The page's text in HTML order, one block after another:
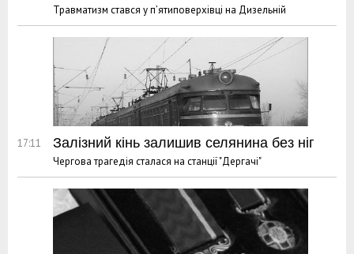
Травматизм стався у п’ятиповерхівці на Дизельній
17:11 Залізний кінь залишив селянина без ніг
Чергова трагедія сталася на станції "Дергачі"